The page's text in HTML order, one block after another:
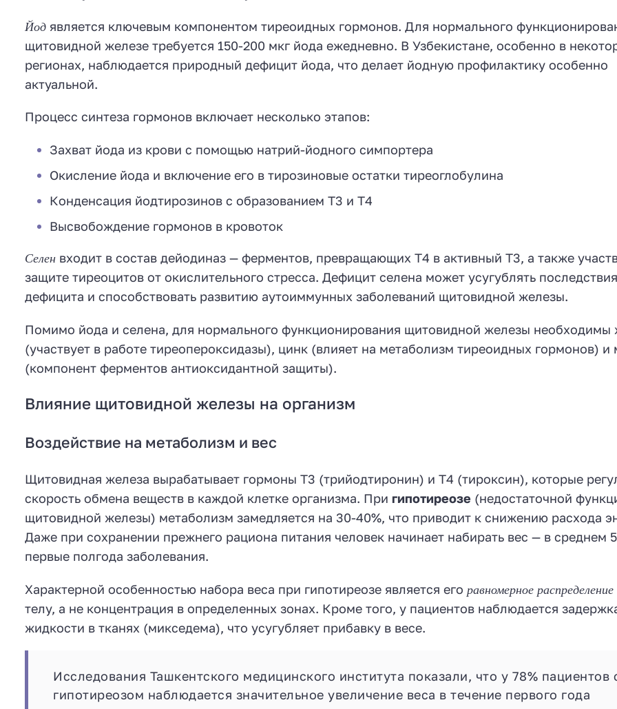
Йод является ключевым компонентом тиреоидных гормонов. Для нормального
щитовидной железе требуется 150-200 мкг йода ежедневно. В Узбекистане, особенно в
регионах, наблюдается природный дефицит йода, что делает йодную профилактику особенно
актуальной.
Процесс синтеза гормонов включает несколько этапов:
Захват йода из крови с помощью натрий-йодного симпортера
Окисление йода и включение его в тирозиновые остатки тиреоглобулина
Конденсация йодтирозинов с образованием Т3 и Т4
Высвобождение гормонов в кровоток
Селен входит в состав дейодиназ — ферментов, превращающих Т4 в активный Т3, а также
защите тиреоцитов от окислительного стресса. Дефицит селена может усугублять
дефицита и способствовать развитию аутоиммунных заболеваний щитовидной железы.
Помимо йода и селена, для нормального функционирования щитовидной железы необходимы
(участвует в работе тиреопероксидазы), цинк (влияет на метаболизм тиреоидных гормонов) и
(компонент ферментов антиоксидантной защиты).
Влияние щитовидной железы на организм
Воздействие на метаболизм и вес
Щитовидная железа вырабатывает гормоны Т3 (трийодтиронин) и Т4 (тироксин), которые
скорость обмена веществ в каждой клетке организма. При гипотиреозе (недостаточной
щитовидной железы) метаболизм замедляется на 30-40%, что приводит к снижению расхода
Даже при сохранении прежнего рациона питания человек начинает набирать вес — в среднем
первые полгода заболевания.
Характерной особенностью набора веса при гипотиреозе является его равномерное распределение
телу, а не концентрация в определенных зонах. Кроме того, у пациентов наблюдается
жидкости в тканях (микседема), что усугубляет прибавку в весе.
Исследования Ташкентского медицинского института показали, что у 78% пациентов
гипотиреозом наблюдается значительное увеличение веса в течение первого года